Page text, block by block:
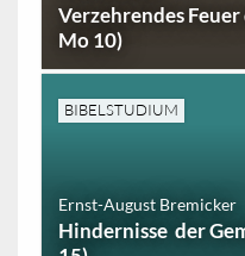
Verzehrendes
Mo 10)
BIBELSTUDIUM
Ernst-August Bremicker
Hindernisse der